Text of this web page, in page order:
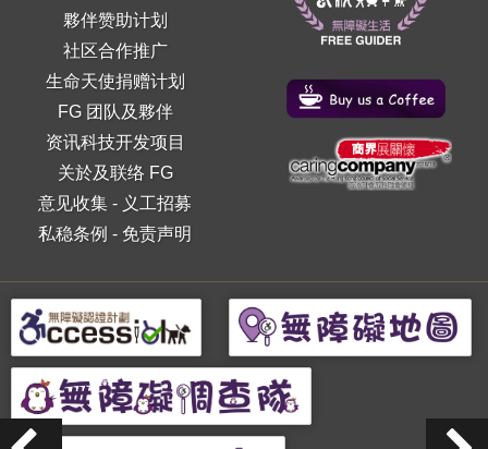
夥伴赞助计划
社区合作推广
生命天使捐赠计划
FG 团队及夥伴
资讯科技开发项目
关於及联络 FG
意见收集 - 义工招募
私稳条例 - 免责声明